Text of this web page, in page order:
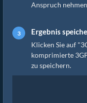
Anspruch
Ergebnis
Klicken Sie auf
komprimierte
zu speichern.